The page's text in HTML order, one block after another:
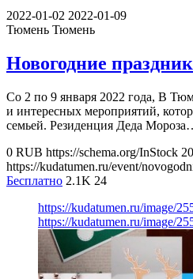
2022-01-02 2022-01-09
Тюмень Тюмень
Новогодние
Со 2 по 9 января 2022 года, В
и интересных мероприятий,
семьей. Резиденция Деда
0 RUB https://schema.org/InStock
https://kudatumen.ru/event/
Бесплатно 2.1K 24
https://kudatumen.ru/image/
https://kudatumen.ru/image/